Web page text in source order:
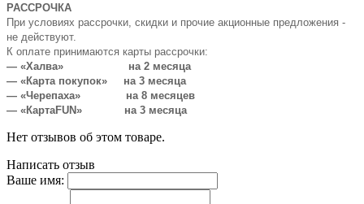
РАССРОЧКА
При условиях рассрочки, скидки и прочие акционные предложения -
не действуют.
К оплате принимаются карты рассрочки:
— «Халва» на 2 месяца
— «Карта покупок» на 3 месяца
— «Черепаха» на 8 месяцев
— «КартаFUN» на 3 месяца
Нет отзывов об этом товаре.
Написать отзыв
Ваше имя: